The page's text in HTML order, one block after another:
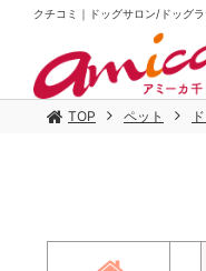
クチコミ｜ドッグサロン/ドッグ
TOP ペット